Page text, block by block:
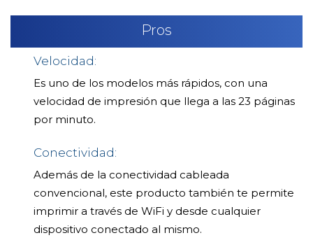
Pros
Velocidad:
Es uno de los modelos más rápidos, con una
velocidad de impresión que llega a las 23 páginas
por minuto.
Conectividad:
Además de la conectividad cableada
convencional, este producto también te permite
imprimir a través de WiFi y desde cualquier
dispositivo conectado al mismo.